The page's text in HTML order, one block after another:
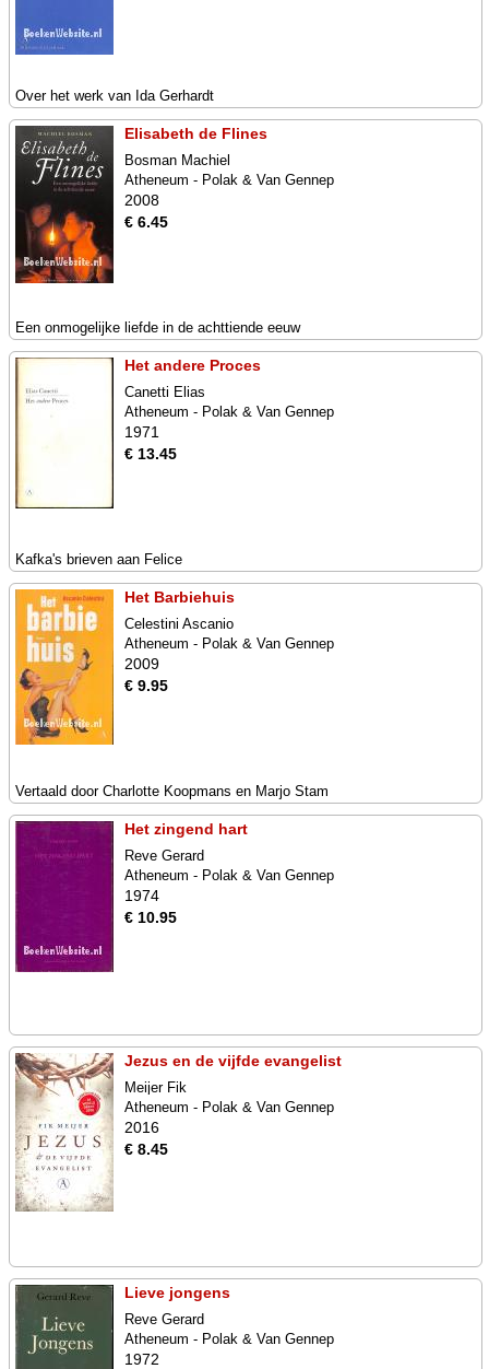
Over het werk van Ida Gerhardt
Elisabeth de Flines
Bosman Machiel
Atheneum - Polak & Van Gennep
2008
€ 6.45
Een onmogelijke liefde in de achttiende eeuw
Het andere Proces
Canetti Elias
Atheneum - Polak & Van Gennep
1971
€ 13.45
Kafka's brieven aan Felice
Het Barbiehuis
Celestini Ascanio
Atheneum - Polak & Van Gennep
2009
€ 9.95
Vertaald door Charlotte Koopmans en Marjo Stam
Het zingend hart
Reve Gerard
Atheneum - Polak & Van Gennep
1974
€ 10.95
Jezus en de vijfde evangelist
Meijer Fik
Atheneum - Polak & Van Gennep
2016
€ 8.45
Lieve jongens
Reve Gerard
Atheneum - Polak & Van Gennep
1972